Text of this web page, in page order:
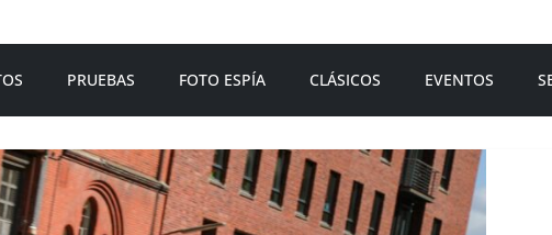
PRUEBAS FOTO ESPÍA CLÁSICOS EVENTOS